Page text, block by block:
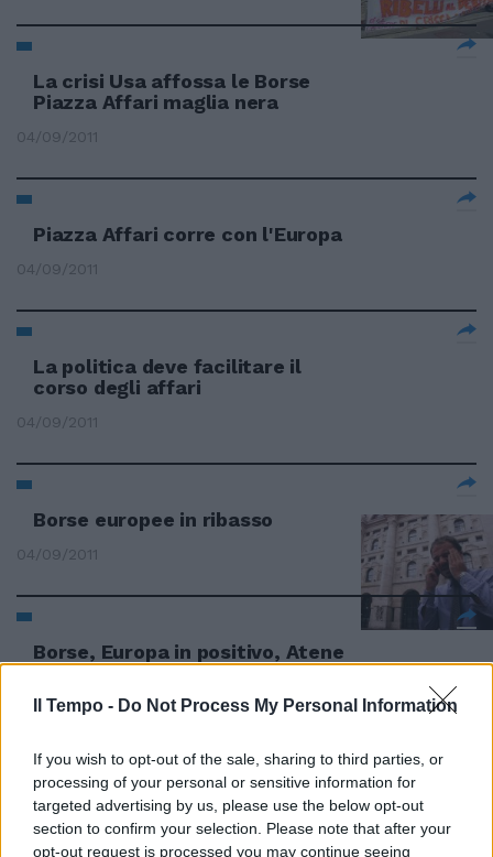
Il Tempo - Do Not Process My Personal Information
If you wish to opt-out of the sale, sharing to third parties, or
processing of your personal or sensitive information for
targeted advertising by us, please use the below opt-out
section to confirm your selection. Please note that after your
opt-out request is processed you may continue seeing
La crisi Usa affossa le Borse
Piazza Affari maglia nera
04/09/2011
Piazza Affari corre con l'Europa
04/09/2011
La politica deve facilitare il
corso degli affari
04/09/2011
Borse europee in ribasso
04/09/2011
Borse, Europa in positivo, Atene
+12%, Wall Street apre in attivo
31/08/2011
Il tonfo di Francoforte nel
pomeriggio ha trascinato al
ribasso tutta Europa e ha